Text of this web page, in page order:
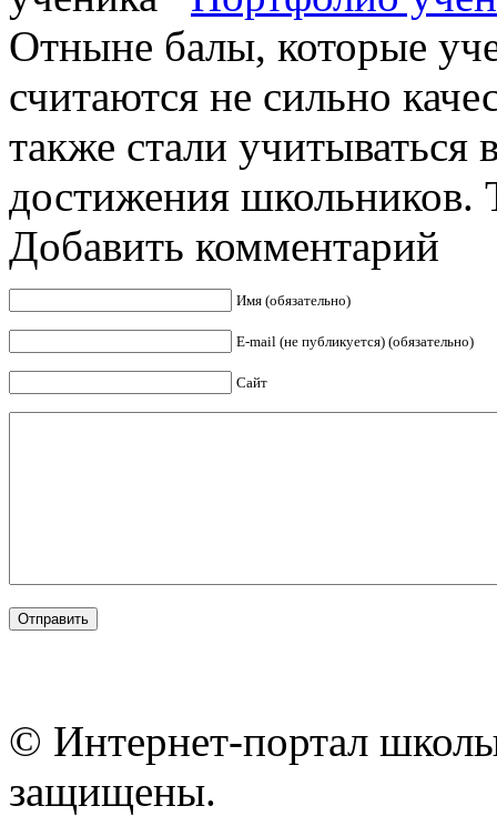
Отныне балы, которые
считаются не сильно
также стали
достижения школьников.
Добавить комментарий
Имя (обязательно)
E-mail (не публикуется) (обязательно)
Сайт
© Интернет-портал
защищены.